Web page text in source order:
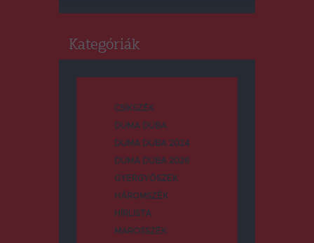
Kategóriák
CSÍKSZÉK
DUMA DUBA
DUMA DUBA 2024
DUMA DUBA 2026
GYERGYÓSZÉK
HÁROMSZÉK
HÍRLISTA
MAROSSZÉK